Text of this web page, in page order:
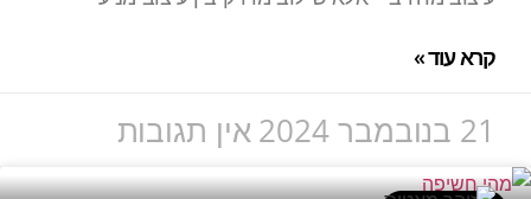
קרא עוד »
21 בנובמבר 2024 אין תגובות